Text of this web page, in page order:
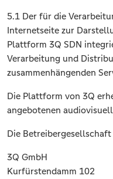
5.1 Der für die
Internetseite zur
Plattform 3Q SDN
Verarbeitung und
zusammenhängenden
Die Plattform von 3Q
angebotenen
Die
3Q GmbH
Kurfürstendamm 102